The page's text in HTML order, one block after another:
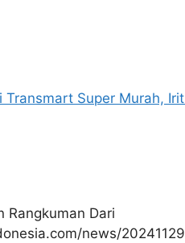
Transmart Super Murah,
Rangkuman Dari
news/